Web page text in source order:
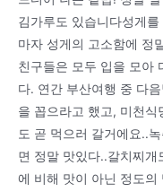
김가루도 있습니다성게
마자 성게의 고소함에 정
친구들은 모두 입을 모아
다. 연간 부산여행 중 다
을 꼽으라고 했고, 미천
도 곧 먹으러 갈거에요..
면 정말 맛있다..갈치찌개
에 비해 맛이 아닌 정도의